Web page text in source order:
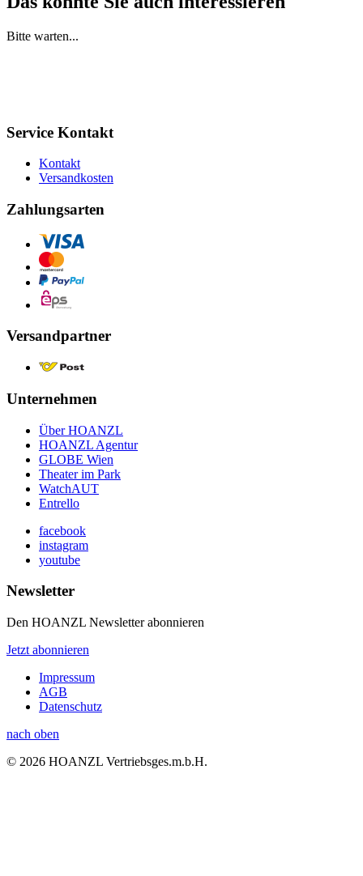
Bitte warten...
Service Kontakt
Kontakt
Versandkosten
Zahlungsarten
Versandpartner
Unternehmen
Über HOANZL
HOANZL Agentur
GLOBE Wien
Theater im Park
WatchAUT
Entrello
facebook
instagram
youtube
Newsletter
Den HOANZL Newsletter abonnieren
Jetzt abonnieren
Impressum
AGB
Datenschutz
nach oben
© 2026 HOANZL Vertriebsges.m.b.H.